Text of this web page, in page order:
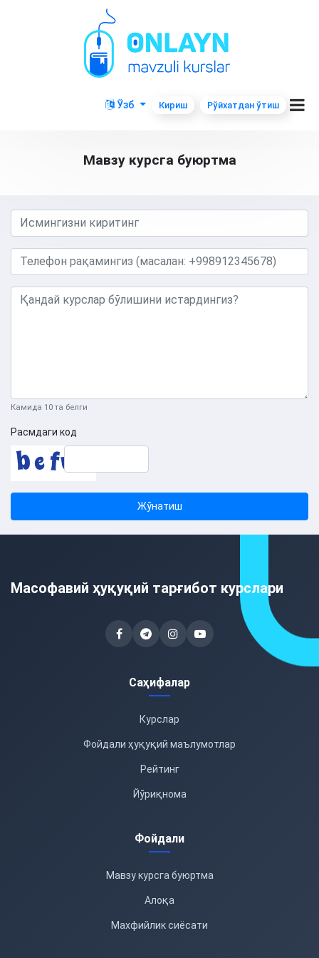
Ўзб Кириш Рўйхатдан ўтиш
Мавзу курсга буюртма
Камида 10 та белги
Расмдаги код
Жўнатиш
Масофавий ҳуқуқий тарғибот курслари
Саҳифалар
Курслар
Фойдали ҳуқуқий маълумотлар
Рейтинг
Йўриқнома
Фойдали
Мавзу курсга буюртма
Алоқа
Махфийлик сиёсати